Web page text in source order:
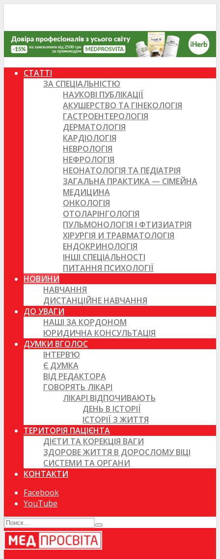
СТАТТІ
ЗА СПЕЦІАЛЬНІСТЮ
НАУКОВІ ПУБЛІКАЦІЇ
АКУШЕРСТВО ТА ГІНЕКОЛОГІЯ
ГАСТРОЕНТЕРОЛОГІЯ
ДЕРМАТОЛОГІЯ
КАРДІОЛОГІЯ
НЕВРОЛОГІЯ
НЕФРОЛОГІЯ
НЕОНАТОЛОГІЯ ТА ПЕДІАТРІЯ
ЗАГАЛЬНА ПРАКТИКА — СІМЕЙНА
МЕДИЦИНА
ОНКОЛОГІЯ
ОТОЛАРІНГОЛОГІЯ
ПУЛЬМОНОЛОГІЯ І ФТИЗИАТРІЯ
ХІРУРГІЯ И ТРАВМАТОЛОГІЯ
ЕНДОКРИНОЛОГІЯ
ІНШІ СПЕЦІАЛЬНОСТІ
ПИТАННЯ ПСИХОЛОГІЇ
НОВИНИ
НАВЧАННЯ
ДИСТАНЦІЙНЕ НАВЧАННЯ
ДО УВАГИ
НАШІ ЗА КОРДОНОМ
ЮРИДИЧНА КОНСУЛЬТАЦІЯ
ДУМКИ ВГОЛОС
ІНТЕРВ’Ю
Є ДУМКА
ВІД РЕДАКТОРА
ГОВОРЯТЬ ЛІКАРІ
ЛІКАРІ ВІДПОЧИВАЮТЬ
ДЕНЬ В ІСТОРІЇ
ІСТОРІЇ З ЖИТТЯ
ТЕРИТОРІЯ ПАЦІЄНТА
ДІЄТИ ТА КОРЕКЦІЯ ВАГИ
ЗДОРОВЕ ЖИТТЯ В ДОРОСЛОМУ ВІЦІ
СИСТЕМИ ТА ОРГАНИ
КОНТАКТИ
Facebook
YouTube